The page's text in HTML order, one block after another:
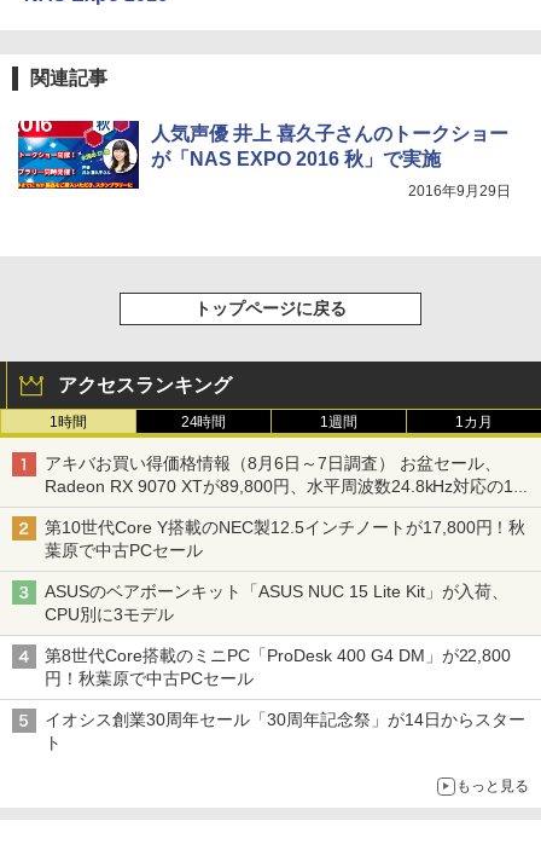
関連記事
人気声優 井上 喜久子さんのトークショー
が「NAS EXPO 2016 秋」で実施
2016年9月29日
トップページに戻る
アクセスランキング
1時間 24時間 1週間 1カ月
アキバお買い得価格情報（8月6日～7日調査） お盆セール、
Radeon RX 9070 XTが89,800円、水平周波数24.8kHz対応の17
型モニターが9,801円、暑さ指数連動セール ほか
第10世代Core Y搭載のNEC製12.5インチノートが17,800円！秋
葉原で中古PCセール
ASUSのベアボーンキット「ASUS NUC 15 Lite Kit」が入荷、
CPU別に3モデル
第8世代Core搭載のミニPC「ProDesk 400 G4 DM」が22,800
円！秋葉原で中古PCセール
イオシス創業30周年セール「30周年記念祭」が14日からスター
ト
もっと見る